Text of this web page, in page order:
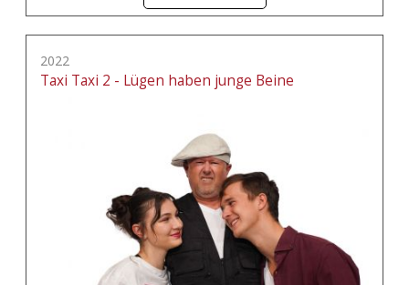
2022
Taxi Taxi 2 - Lügen haben junge Beine